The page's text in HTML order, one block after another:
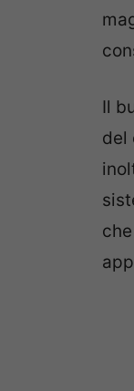
Il
del